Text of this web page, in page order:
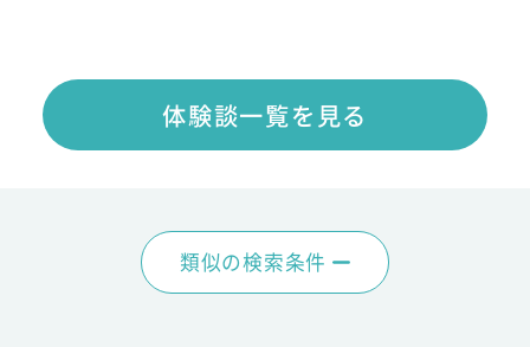
体験談一覧を見る
類似の検索条件